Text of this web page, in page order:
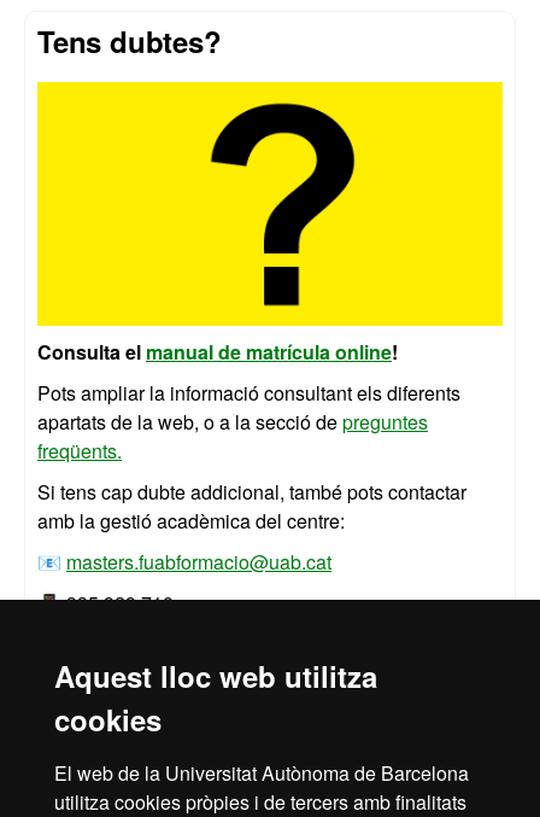
Aquest lloc web utilitza
cookies
El web de la Universitat Autònoma de Barcelona
utilitza cookies pròpies i de tercers amb finalitats
Tens dubtes?
Consulta el manual de matrícula online!
Pots ampliar la informació consultant els diferents
apartats de la web, o a la secció depreguntes
freqüents.
Si tens cap dubte addicional, també pots contactar
amb la gestió acadèmica del centre:
📧 masters.fuabformacio@uab.cat
📱 935 929 710
Canal intern d'informació Protecció de dades